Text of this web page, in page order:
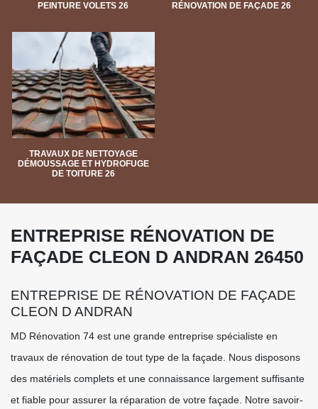
PEINTURE VOLETS 26 RÉNOVATION DE FAÇADE 26
TRAVAUX DE NETTOYAGE
DÉMOUSSAGE ET HYDROFUGE
DE TOITURE 26
ENTREPRISE RÉNOVATION DE
FAÇADE CLEON D ANDRAN 26450
ENTREPRISE DE RÉNOVATION DE FAÇADE
CLEON D ANDRAN
MD Rénovation 74 est une grande entreprise spécialiste en
travaux de rénovation de tout type de la façade. Nous disposons
des matériels complets et une connaissance largement suffisante
et fiable pour assurer la réparation de votre façade. Notre savoir-